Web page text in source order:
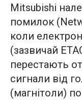
Mitsubishi
помилок
коли
(зазвичай
перестають
сигнали від
(магнітоли)